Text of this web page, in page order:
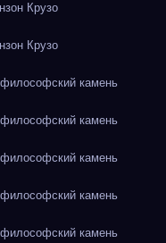
Крузо
Крузо
камень
камень
камень
камень
камень